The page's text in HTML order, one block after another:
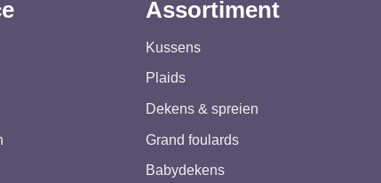
Assortiment
Kussens
Plaids
Dekens & spreien
Grand foulards
Babydekens